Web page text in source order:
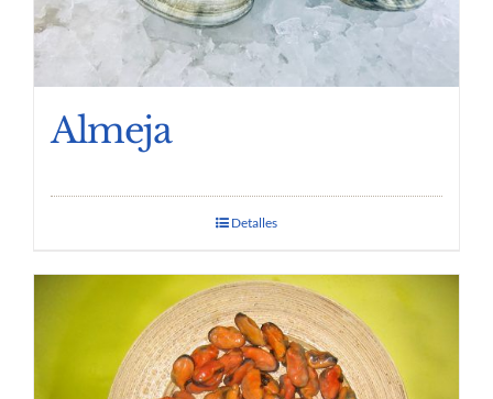
Almeja
Detalles